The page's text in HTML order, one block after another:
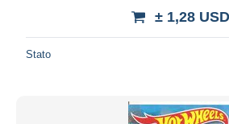
± 1,28 USD
Stato